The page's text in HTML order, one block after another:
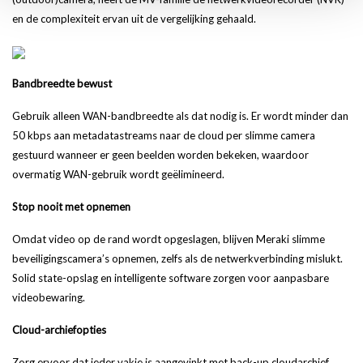
en de complexiteit ervan uit de vergelijking gehaald.
Bandbreedte bewust
Gebruik alleen WAN-bandbreedte als dat nodig is. Er wordt minder dan
50 kbps aan metadatastreams naar de cloud per slimme camera
gestuurd wanneer er geen beelden worden bekeken, waardoor
overmatig WAN-gebruik wordt geëlimineerd.
Stop nooit met opnemen
Omdat video op de rand wordt opgeslagen, blijven Meraki slimme
beveiligingscamera’s opnemen, zelfs als de netwerkverbinding mislukt.
Solid state-opslag en intelligente software zorgen voor aanpasbare
videobewaring.
Cloud-archiefopties